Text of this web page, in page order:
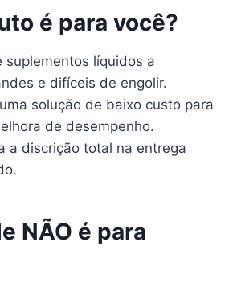
é para você?
suplementos líquidos a
e difíceis de engolir.
solução de baixo custo para
de desempenho.
a discrição total na entrega
NÃO é para